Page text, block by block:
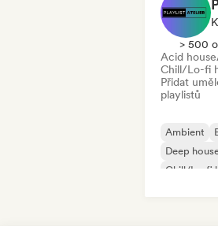
> 500
Acid house
Chill/Lo-fi
Přidat
playlistů
Ambient
Deep
Chill/Lo-fi